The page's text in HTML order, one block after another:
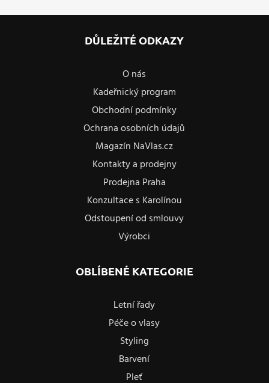
DŮLEŽITÉ ODKAZY
O nás
Kadeřnický program
Obchodní podmínky
Ochrana osobních údajů
Magazín NaVlas.cz
Kontakty a prodejny
Prodejna Praha
Konzultace s Karolínou
Odstoupení od smlouvy
Výrobci
OBLÍBENÉ KATEGORIE
Letní řady
Péče o vlasy
Styling
Barvení
Pleť